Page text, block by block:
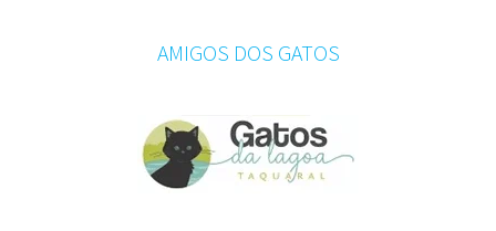
AMIGOS DOS GATOS